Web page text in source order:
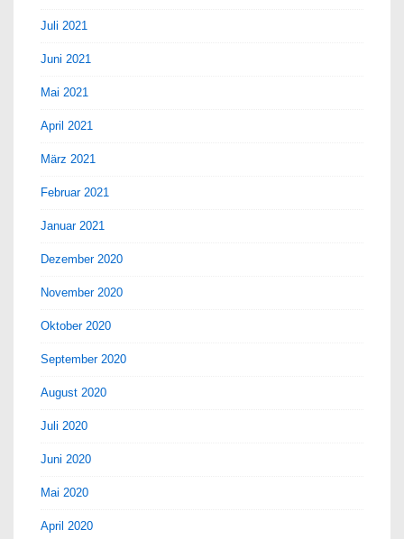
Juli 2021
Juni 2021
Mai 2021
April 2021
März 2021
Februar 2021
Januar 2021
Dezember 2020
November 2020
Oktober 2020
September 2020
August 2020
Juli 2020
Juni 2020
Mai 2020
April 2020